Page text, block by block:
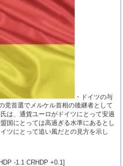
・ドイツの与
党首選でメルケル首相の後継者として
は、通貨ユーロがドイツにとって安過
国にとっては高過ぎる水準にあるとし
ツにとって追い風だとの見方を示し
-1.1 CRHDP +0.1]